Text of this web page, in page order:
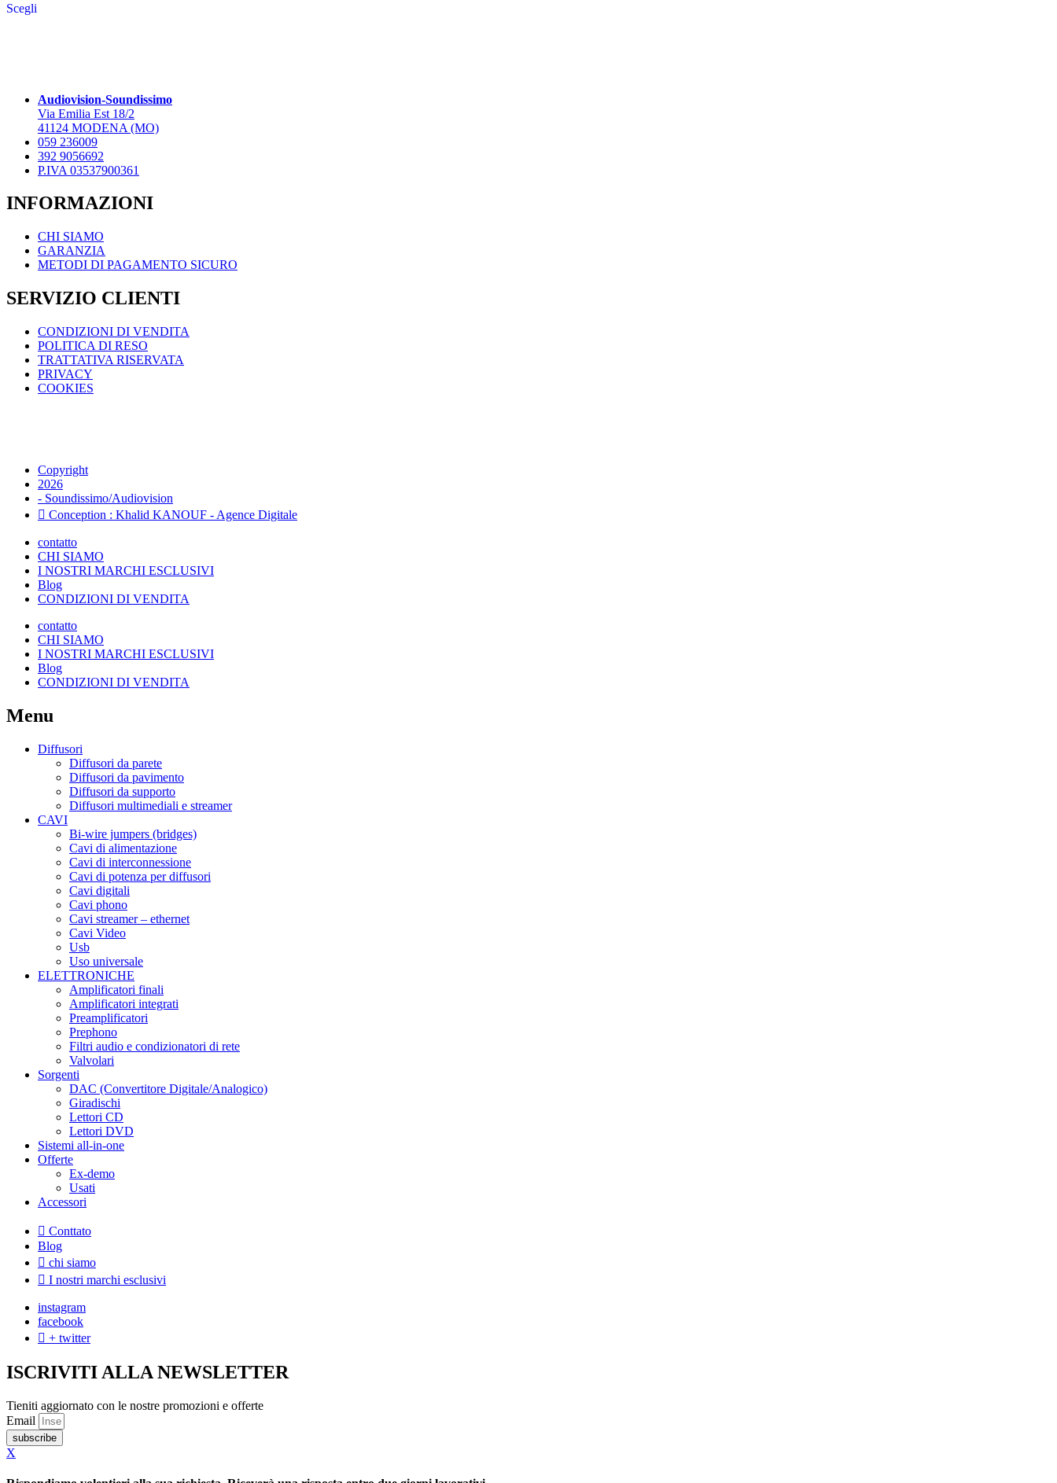
Scegliprodotto
possono
essere
scelte
nella
pagina
del
prodotto
Audiovision-Soundissimo
Via Emilia Est 18/2
41124 MODENA (MO)
059 236009
392 9056692
P.IVA 03537900361
INFORMAZIONI
CHI SIAMO
GARANZIA
METODI DI PAGAMENTO SICURO
SERVIZIO CLIENTI
CONDIZIONI DI VENDITA
POLITICA DI RESO
TRATTATIVA RISERVATA
PRIVACY
COOKIES
Copyright
2026
- Soundissimo/Audiovision
Conception : Khalid KANOUF - Agence Digitale
contatto
CHI SIAMO
I NOSTRI MARCHI ESCLUSIVI
Blog
CONDIZIONI DI VENDITA
contatto
CHI SIAMO
I NOSTRI MARCHI ESCLUSIVI
Blog
CONDIZIONI DI VENDITA
Menu
Diffusori
Diffusori da parete
Diffusori da pavimento
Diffusori da supporto
Diffusori multimediali e streamer
CAVI
Bi-wire jumpers (bridges)
Cavi di alimentazione
Cavi di interconnessione
Cavi di potenza per diffusori
Cavi digitali
Cavi phono
Cavi streamer – ethernet
Cavi Video
Usb
Uso universale
ELETTRONICHE
Amplificatori finali
Amplificatori integrati
Preamplificatori
Prephono
Filtri audio e condizionatori di rete
Valvolari
Sorgenti
DAC (Convertitore Digitale/Analogico)
Giradischi
Lettori CD
Lettori DVD
Sistemi all-in-one
Offerte
Ex-demo
Usati
Accessori
Conttato
Blog
chi siamo
I nostri marchi esclusivi
instagram
facebook
+ twitter
ISCRIVITI ALLA NEWSLETTER
Tieniti aggiornato con le nostre promozioni e offerte
Email
subscribe
X